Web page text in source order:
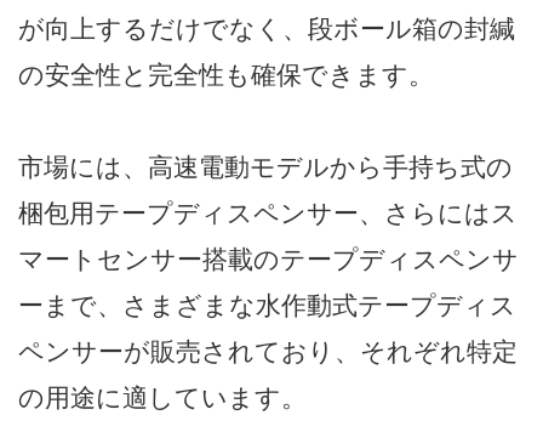
が向上するだけでなく、段ボール箱の封緘
の安全性と完全性も確保できます。
市場には、高速電動モデルから手持ち式の
梱包用テープディスペンサー、さらにはス
マートセンサー搭載のテープディスペンサ
ーまで、さまざまな水作動式テープディス
ペンサーが販売されており 、それぞれ特定
の用途に適しています。